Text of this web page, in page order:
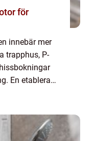
för
innebär mer
trapphus, P-
En etablerad